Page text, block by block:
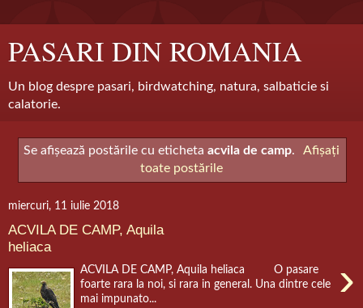
PASARI DIN ROMANIA
Un blog despre pasari, birdwatching, natura, salbaticie si
calatorie.
Se afișează postările cu eticheta acvila de camp.
Afișați
toate postările
miercuri, 11 iulie 2018
ACVILA DE CAMP, Aquila
heliaca
›
ACVILA DE CAMP, Aquila heliaca O pasare
foarte rara la noi, si rara in general. Una dintre cele
mai impunato...